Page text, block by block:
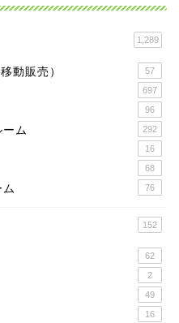
1,289
動販売） 57
697
96
ム 292
16
68
76
152
62
2
49
16